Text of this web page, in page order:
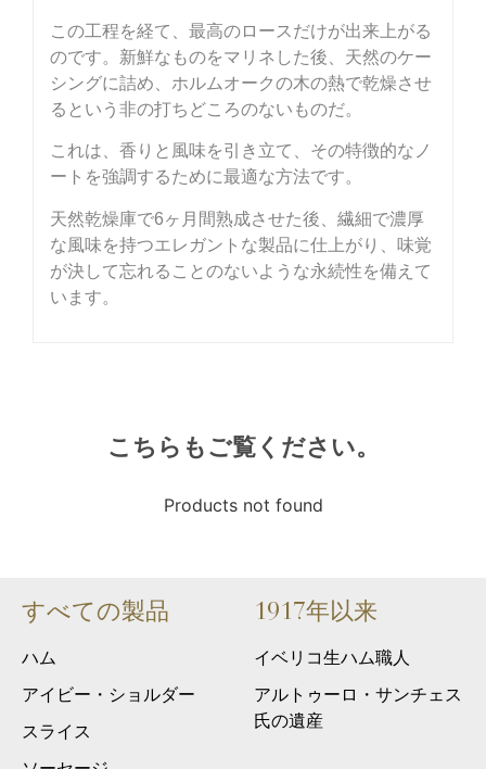
この工程を経て、最高のロースだけが出来上がる
のです。新鮮なものをマリネした後、天然のケー
シングに詰め、ホルムオークの木の熱で乾燥させ
るという非の打ちどころのないものだ。
これは、香りと風味を引き立て、その特徴的なノ
ートを強調するために最適な方法です。
天然乾燥庫で6ヶ月間熟成させた後、繊細で濃厚
な風味を持つエレガントな製品に仕上がり、味覚
が決して忘れることのないような永続性を備えて
います。
こちらもご覧ください。
Products not found
すべての製品
ハム
アイビー・ショルダー
スライス
1917年以来
イベリコ生ハム職人
アルトゥーロ・サンチェス
氏の遺産